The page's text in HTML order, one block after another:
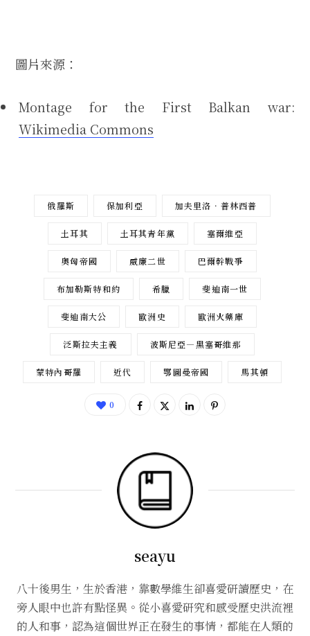
圖片來源：
Montage for the First Balkan war:
Wikimedia Commons
俄羅斯 保加利亞 加夫里洛．普林西普
土耳其 土耳其青年黨 塞爾維亞
奧匈帝國 威廉二世 巴爾幹戰爭
布加勒斯特和約 希臘 斐迪南一世
斐迪南大公 歐洲史 歐洲火藥庫
泛斯拉夫主義 波斯尼亞—黑塞哥維那
蒙特內哥羅 近代 鄂圖曼帝國 馬其頓
0
seayu
八十後男生，生於香港，靠數學維生卻喜愛研讀歷史，在
旁人眼中也許有點怪異。從小喜愛研究和感受歷史洪流裡
的人和事，認為這個世界正在發生的事情，都能在人類的